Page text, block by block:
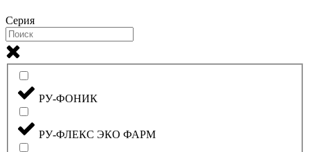
Серия
РУ-ФОНИК
РУ-ФЛЕКС ЭКО ФАРМ